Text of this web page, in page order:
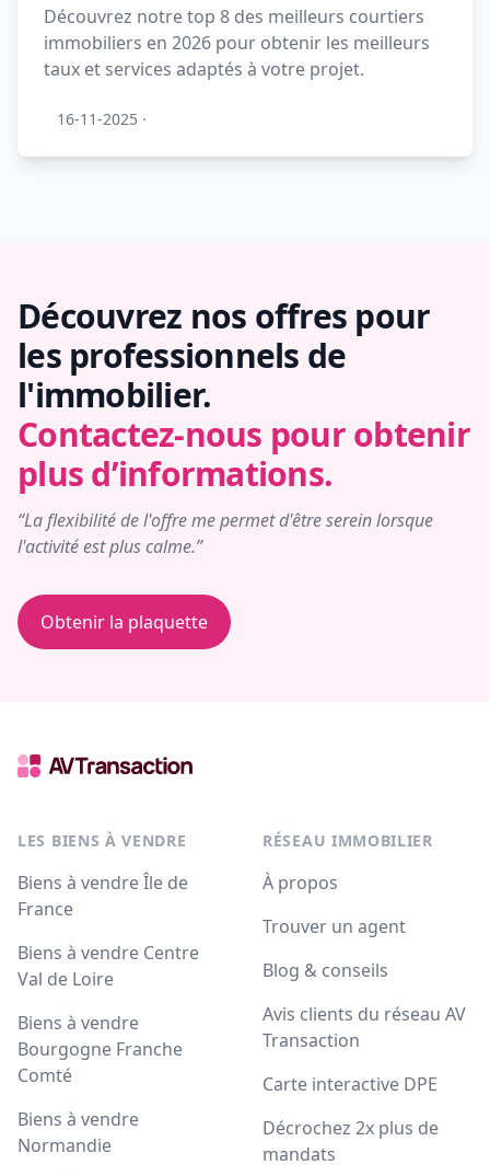
Découvrez notre top 8 des meilleurs courtiers
immobiliers en 2026 pour obtenir les meilleurs
taux et services adaptés à votre projet.
16-11-2025 ·
Découvrez nos offres pour
les professionnels de
l'immobilier.
Contactez-nous pour obtenir
plus d’informations.
“La flexibilité de l'offre me permet d'être serein lorsque
l'activité est plus calme.”
Obtenir la plaquette
LES BIENS À VENDRE
Biens à vendre Île de
France
Biens à vendre Centre
Val de Loire
Biens à vendre
Bourgogne Franche
Comté
Biens à vendre
Normandie
RÉSEAU IMMOBILIER
À propos
Trouver un agent
Blog & conseils
Avis clients du réseau AV
Transaction
Carte interactive DPE
Décrochez 2x plus de
mandats